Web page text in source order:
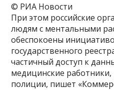
© РИА Новости
При этом российские
людям с ментальными
обеспокоены
государственного
частичный доступ к
медицинские работники,
полиции, пишет